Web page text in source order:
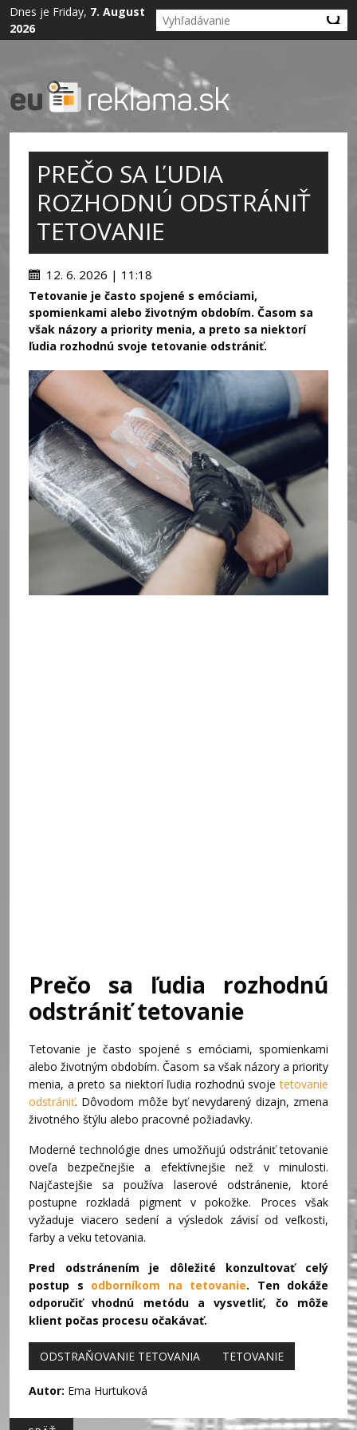
Dnes je Friday, 7. August
2026
PREČO SA ĽUDIA
ROZHODNÚ ODSTRÁNIŤ
TETOVANIE
12. 6. 2026 | 11:18
Tetovanie je často spojené s emóciami,
spomienkami alebo životným obdobím. Časom sa
však názory a priority menia, a preto sa niektorí
ľudia rozhodnú svoje tetovanie odstrániť.
Prečo sa ľudia rozhodnú
odstrániť tetovanie
Tetovanie je často spojené s emóciami, spomienkami
alebo životným obdobím. Časom sa však názory a priority
menia, a preto sa niektorí ľudia rozhodnú svojetetovanie
odstrániť. Dôvodom môže byť nevydarený dizajn, zmena
životného štýlu alebo pracovné požiadavky.
Moderné technológie dnes umožňujú odstrániť tetovanie
oveľa bezpečnejšie a efektívnejšie než v minulosti.
Najčastejšie sa používa laserové odstránenie, ktoré
postupne rozkladá pigment v pokožke. Proces však
vyžaduje viacero sedení a výsledok závisí od veľkosti,
farby a veku tetovania.
Pred odstránením je dôležité konzultovať celý
postup s odborníkom na tetovanie. Ten dokáže
odporučiť vhodnú metódu a vysvetliť, čo môže
klient počas procesu očakávať.
ODSTRAŇOVANIE TETOVANIA TETOVANIE
Autor: Ema Hurtuková